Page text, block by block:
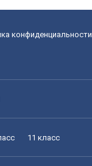
конфиденциальности
11 класс